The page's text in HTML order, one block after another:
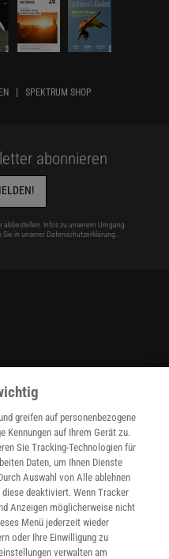
SPEKTRUM SHOP
abonnieren
Infos zu unserem Umgang
Sie in unserer Datenschutzerklärung
greifen auf personenbezogene
Kennungen auf Ihrem Gerät zu.
Sie Tracking-Technologien für
Daten, um Ihnen Dienste
Auswahl von Alle ablehnen
deaktiviert. Wenn Tracker
Anzeigen möglicherweise nicht
Menü jederzeit wieder
oder Ihre Einwilligung zu
verwalten am